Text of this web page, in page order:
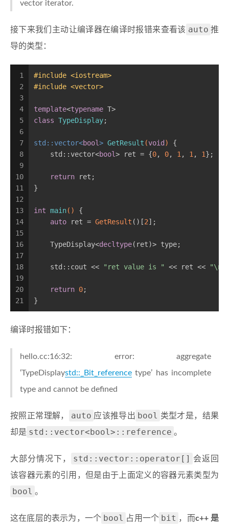
vector iterator.
接下来我们主动让编译器在编译时报错来查看该 auto 推
导的类型：
1
2
3
4
5
6
7
8
9
10
11
12
13
14
15
16
17
18
19
20
21
#include <iostream>
#include <vector>
template<typename T>
class TypeDisplay;
std::vector<bool> GetResult (void )
{
    std::vector<
bool> ret = {0, 0, 1 , 1 , 1};
return ret;
}
int main()
{
auto ret = GetResult ()[2];
    TypeDisplay<
decltype(ret)> type;
    std::cout <<
"ret value is " << ret << "\n"
return 0;
}
编译时报错如下：
hello.cc:16:32: error: aggregate
‘TypeDisplaystd::_Bit_reference type’ has incomplete
type and cannot be defined
按照正常理解， auto 应该推导出 bool 类型才是，结果
却是 std::vector<bool>::reference 。
大部分情况下， std::vector::operator[]
会返回
该容器元素的引用，但是由于上面定义的容器元素类型为
bool 。
这在底层的表示为，一个 bool 占用一个 bit ，而c++ 是